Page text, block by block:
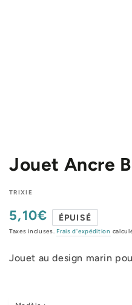
Jouet Ancre
TRIXIE
Prix
normal
5,10€ ÉPUISÉ
Taxes incluses. Frais d'expédition
Jouet au design marin